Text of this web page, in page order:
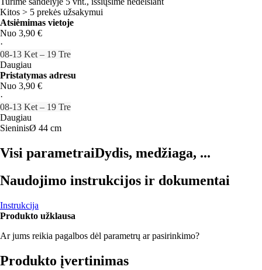
Kitos > 5 prekės užsakymui
Atsiėmimas vietoje
Nuo 3,90 €
·
08‑13 Ket – 19 Tre
Daugiau
Pristatymas adresu
Nuo 3,90 €
·
08‑13 Ket – 19 Tre
Daugiau
SieninisØ 44 cm
Visi parametraiDydis, medžiaga, ...
Naudojimo instrukcijos ir dokumentai
Instrukcija
Produkto užklausa
Ar jums reikia pagalbos dėl parametrų ar pasirinkimo?
Produkto įvertinimas